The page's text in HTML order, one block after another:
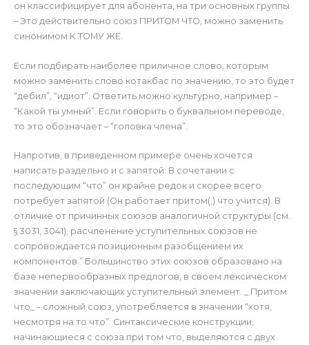
он классифицирует для абонента, на три основных группы
– Это действительно союз ПРИТОМ ЧТО, можно заменить
синонимом К ТОМУ ЖЕ.
Если подбирать наиболее приличное слово, которым
можно заменить слово котакбас по значению, то это будет
“дебил”, “идиот”. Ответить можно культурно, например –
“Какой ты умный”. Если говорить о буквальном переводе,
то это обозначает – “головка члена”.
Напротив, в приведенном примере очень хочется
написать раздельно и с запятой. В сочетании с
последующим “что” он крайне редок и скорее всего
потребует запятой (Он работает притом(,) что учится). В
отличие от причинных союзов аналогичной структуры (см.
§ 3031, 3041), расчленение уступительных союзов не
сопровождается позиционным разобщением их
компонентов.” Большинство этих союзов образовано на
базе непервообразных предлогов, в своем лексическом
значении заключающих уступительный элемент. _ Притом
что_ – сложный союз, употребляется в значении “хотя,
несмотря на то что”. Синтаксические конструкции,
начинающиеся с союза при том что, выделяются с двух